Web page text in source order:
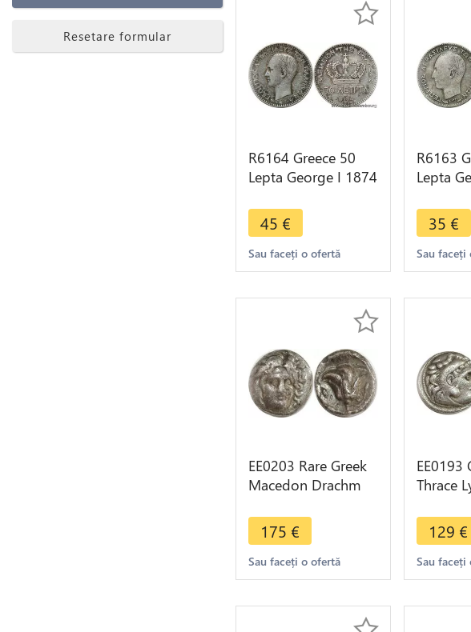
Resetare formular
R6164 Greece 50
Lepta George I 1874
Make offer
45 €
Sau faceți o ofertă
R6163
Lepta
Make
35 €
Sau faceți
EE0203 Rare Greek
Macedon Drachm
Hermias Helios
EPMIAΣ
175 €
Sau faceți o ofertă
EE0193
Thrace
Zeus
Cardia
129 €
Sau faceți